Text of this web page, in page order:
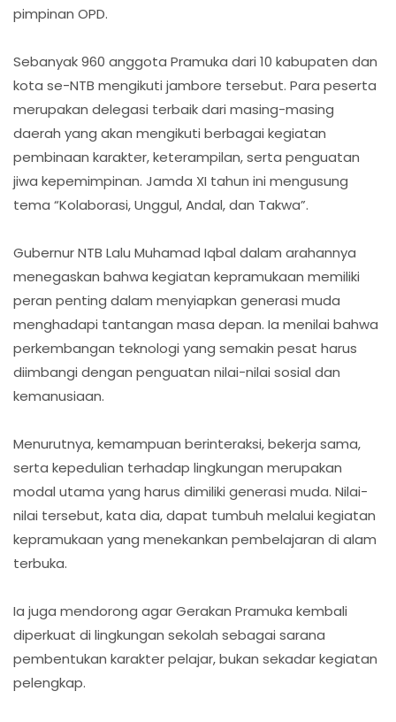
pimpinan OPD.
Sebanyak 960 anggota Pramuka dari 10 kabupaten dan
kota se-NTB mengikuti jambore tersebut. Para peserta
merupakan delegasi terbaik dari masing-masing
daerah yang akan mengikuti berbagai kegiatan
pembinaan karakter, keterampilan, serta penguatan
jiwa kepemimpinan. Jamda XI tahun ini mengusung
tema “Kolaborasi, Unggul, Andal, dan Takwa”.
Gubernur NTB Lalu Muhamad Iqbal dalam arahannya
menegaskan bahwa kegiatan kepramukaan memiliki
peran penting dalam menyiapkan generasi muda
menghadapi tantangan masa depan. Ia menilai bahwa
perkembangan teknologi yang semakin pesat harus
diimbangi dengan penguatan nilai-nilai sosial dan
kemanusiaan.
Menurutnya, kemampuan berinteraksi, bekerja sama,
serta kepedulian terhadap lingkungan merupakan
modal utama yang harus dimiliki generasi muda. Nilai-
nilai tersebut, kata dia, dapat tumbuh melalui kegiatan
kepramukaan yang menekankan pembelajaran di alam
terbuka.
Ia juga mendorong agar Gerakan Pramuka kembali
diperkuat di lingkungan sekolah sebagai sarana
pembentukan karakter pelajar, bukan sekadar kegiatan
pelengkap.